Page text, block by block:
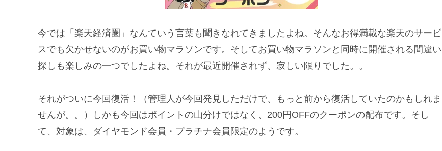
今では「楽天経済圏」なんていう言葉も聞きなれてきましたよね。そんなお得満載な楽天のサービ
スでも欠かせないのがお買い物マラソンです。そしてお買い物マラソンと同時に開催される間違い
探しも楽しみの一つでしたよね。それが最近開催されず、寂しい限りでした。。
それがついに今回復活！（管理人が今回発見しただけで、もっと前から復活していたのかもしれま
せんが。。）しかも今回はポイントの山分けではなく、200円OFFのクーポンの配布です。そし
て、対象は、ダイヤモンド会員・プラチナ会員限定のようです。